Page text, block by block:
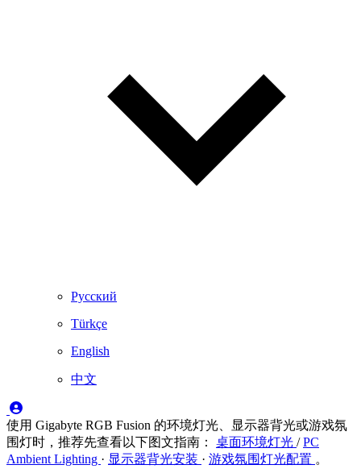
Русский
Türkçe
English
中文
使用 Gigabyte RGB Fusion 的环境灯光、显示器背光或游戏氛
围灯时，推荐先查看以下图文指南： 桌面环境灯光 /PC
Ambient Lighting · 显示器背光安装 · 游戏氛围灯光配置 。